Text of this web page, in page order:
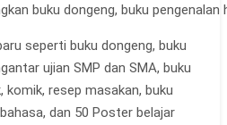
buku dongeng, buku
seperti buku dongeng, buku
ujian SMP dan SMA, buku
komik, resep masakan, buku
dan 50 Poster belajar